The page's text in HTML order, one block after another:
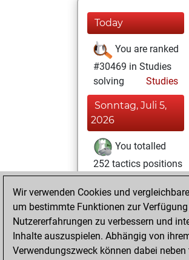
Today
You are ranked
#30469 in Studies
solving
Studies
Sonntag, Juli 5,
2026
You totalled
252 tactics positions
Tactics
solved 195 tactics
positions
an Elo of 2302 in
Wir verwenden Cookies und
um bestimmte Funktionen zur
Nutzererfahrungen zu verbessern und
Inhalte auszuspielen. Abhängig von
Verwendungszweck können dabei neben